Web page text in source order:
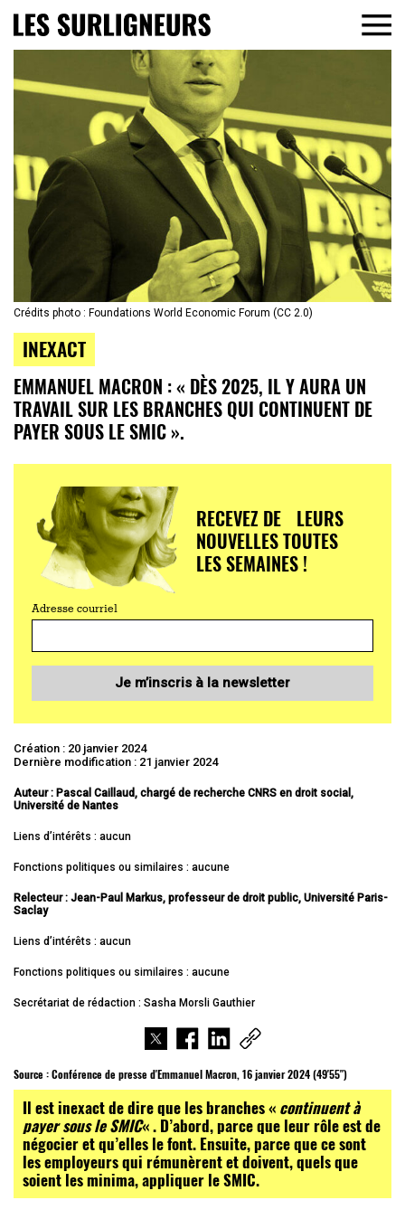
Crédits photo : Foundations World Economic Forum (CC 2.0)
INEXACT
EMMANUEL MACRON : « DÈS 2025, IL Y AURA UN
TRAVAIL SUR LES BRANCHES QUI CONTINUENT DE
PAYER SOUS LE SMIC ».
RECEVEZ DE LEURS
NOUVELLES TOUTES
LES SEMAINES !
Adresse courriel
Je m’inscris à la newsletter
Création : 20 janvier 2024
Dernière modification : 21 janvier 2024
Auteur : Pascal Caillaud, chargé de recherche CNRS en droit social,
Université de Nantes
Liens d’intérêts : aucun
Fonctions politiques ou similaires : aucune
Relecteur : Jean-Paul Markus, professeur de droit public, Université Paris-
Saclay
Liens d’intérêts : aucun
Fonctions politiques ou similaires : aucune
Secrétariat de rédaction : Sasha Morsli Gauthier
Source :Conférence de presse d'Emmanuel Macron, 16 janvier 2024 (49'55")
Il est inexact de dire que les branches « continuent à
payersous le SMIC« . D’abord, parce que leur rôle est de
négocier et qu’elles le font. Ensuite, parce que ce sont
les employeurs qui rémunèrentet doivent, quels que
soient les minima,appliquer le SMIC.